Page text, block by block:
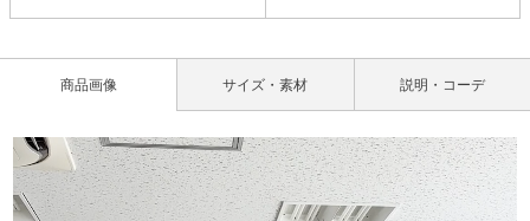
商品画像 サイズ・素材 説明・コーデ